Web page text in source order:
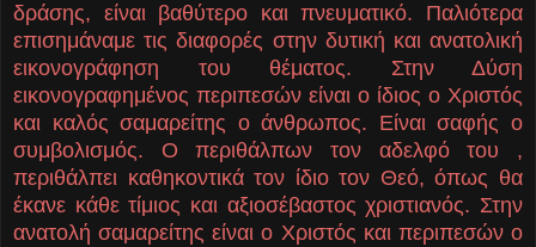
δράσης, είναι βαθύτερο και πνευματικό. Παλιότερα
επισημάναμε τις διαφορές στην δυτική και ανατολική
εικονογράφηση του θέματος. Στην Δύση
εικονογραφημένος περιπεσών είναι ο ίδιος ο Χριστός
και καλός σαμαρείτης ο άνθρωπος. Είναι σαφής ο
συμβολισμός. Ο περιθάλπων τον αδελφό του ,
περιθάλπει καθηκοντικά τον ίδιο τον Θεό, όπως θα
έκανε κάθε τίμιος και αξιοσέβαστος χριστιανός. Στην
ανατολή σαμαρείτης είναι ο Χριστός και περιπεσών ο